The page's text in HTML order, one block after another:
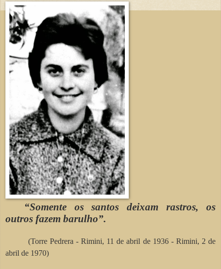
“Somente os santos deixam rastros, os
outros fazem barulho”.
(Torre Pedrera - Rimini, 11 de abril de 1936 - Rimini, 2 de
abril de 1970)